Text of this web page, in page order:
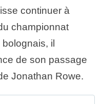
continuer à
championnat
il
de son passage
Jonathan Rowe.